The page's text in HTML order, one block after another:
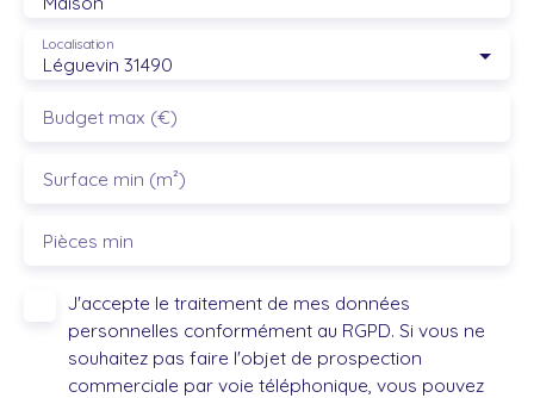
Léguevin 31490
Localisation
Budget max (€)
Surface min (m²)
Pièces min
J'accepte le traitement de mes données
personnelles conformément au RGPD. Si vous ne
souhaitez pas faire l'objet de prospection
commerciale par voie téléphonique, vous pouvez